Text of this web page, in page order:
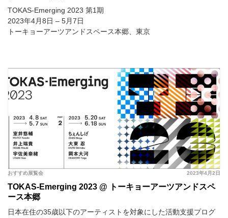
TOKAS-Emerging 2023 第1期
2023年4月8日 – 5月7日
トーキョーアーツアンドスペース本郷、東京
2023年4月2日
おすすめ展覧会
TOKAS-Emerging 2023 @ トーキョーアーツアンドスペ
ース本郷
日本在住の35歳以下のアーティストを対象にした活動支援プログ